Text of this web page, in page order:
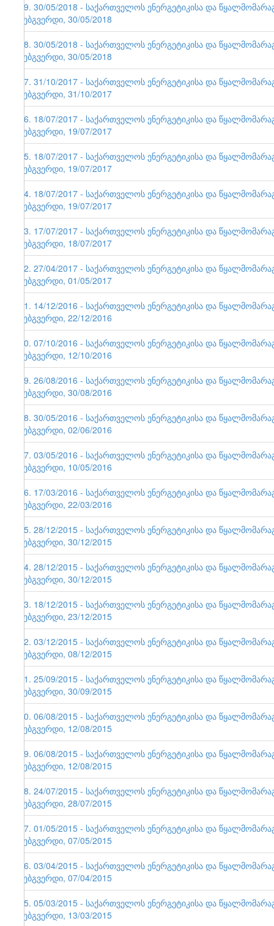
89. 30/05/2018 - საქართველოს ენერგეტიკისა და
ვებგვერდი, 30/05/2018
88. 30/05/2018 - საქართველოს ენერგეტიკისა და
ვებგვერდი, 30/05/2018
87. 31/10/2017 - საქართველოს ენერგეტიკისა და
ვებგვერდი, 31/10/2017
86. 18/07/2017 - საქართველოს ენერგეტიკისა და
ვებგვერდი, 19/07/2017
85. 18/07/2017 - საქართველოს ენერგეტიკისა და
ვებგვერდი, 19/07/2017
84. 18/07/2017 - საქართველოს ენერგეტიკისა და
ვებგვერდი, 19/07/2017
83. 17/07/2017 - საქართველოს ენერგეტიკისა და
ვებგვერდი, 18/07/2017
82. 27/04/2017 - საქართველოს ენერგეტიკისა და
ვებგვერდი, 01/05/2017
81. 14/12/2016 - საქართველოს ენერგეტიკისა და
ვებგვერდი, 22/12/2016
80. 07/10/2016 - საქართველოს ენერგეტიკისა და
ვებგვერდი, 12/10/2016
79. 26/08/2016 - საქართველოს ენერგეტიკისა და
ვებგვერდი, 30/08/2016
78. 30/05/2016 - საქართველოს ენერგეტიკისა და
ვებგვერდი, 02/06/2016
77. 03/05/2016 - საქართველოს ენერგეტიკისა და
ვებგვერდი, 10/05/2016
76. 17/03/2016 - საქართველოს ენერგეტიკისა და
ვებგვერდი, 22/03/2016
75. 28/12/2015 - საქართველოს ენერგეტიკისა და
ვებგვერდი, 30/12/2015
74. 28/12/2015 - საქართველოს ენერგეტიკისა და
ვებგვერდი, 30/12/2015
73. 18/12/2015 - საქართველოს ენერგეტიკისა და
ვებგვერდი, 23/12/2015
72. 03/12/2015 - საქართველოს ენერგეტიკისა და
ვებგვერდი, 08/12/2015
71. 25/09/2015 - საქართველოს ენერგეტიკისა და
ვებგვერდი, 30/09/2015
70. 06/08/2015 - საქართველოს ენერგეტიკისა და
ვებგვერდი, 12/08/2015
69. 06/08/2015 - საქართველოს ენერგეტიკისა და
ვებგვერდი, 12/08/2015
68. 24/07/2015 - საქართველოს ენერგეტიკისა და
ვებგვერდი, 28/07/2015
67. 01/05/2015 - საქართველოს ენერგეტიკისა და
ვებგვერდი, 07/05/2015
66. 03/04/2015 - საქართველოს ენერგეტიკისა და
ვებგვერდი, 07/04/2015
65. 05/03/2015 - საქართველოს ენერგეტიკისა და
ვებგვერდი, 13/03/2015